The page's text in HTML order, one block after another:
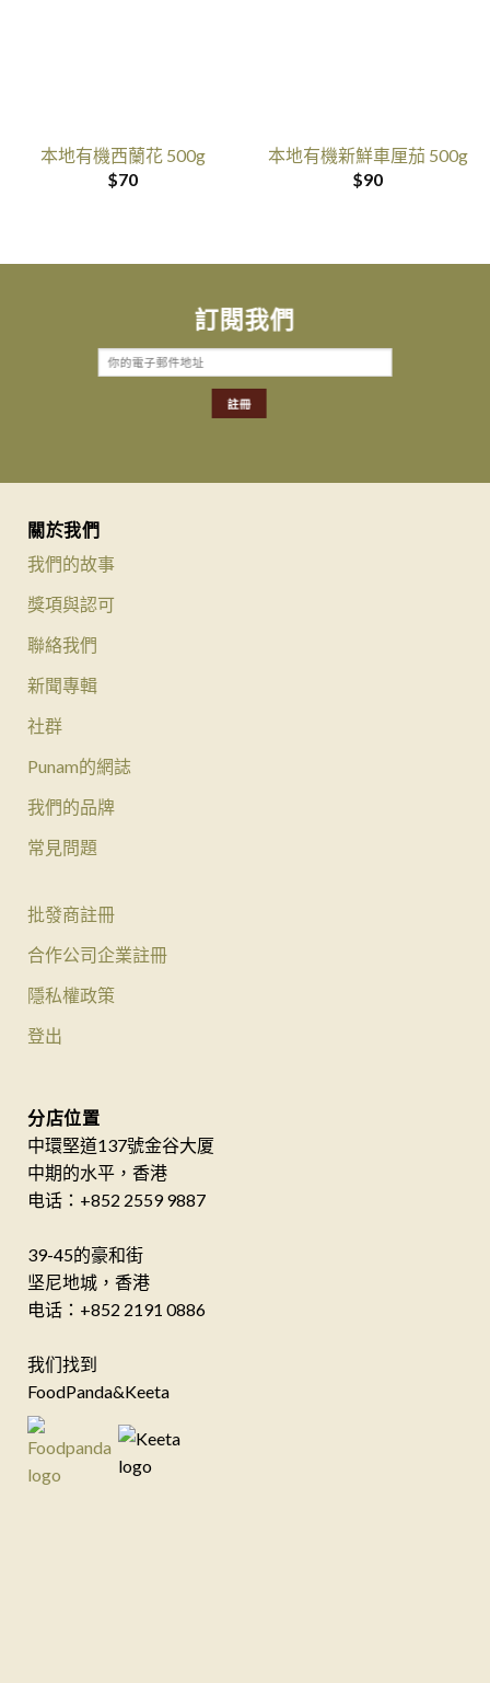
本地有機西蘭花 500g
$70
本地有機新鮮車厘茄 500g
$90
訂閱我們
關於我們
我們的故事
獎項與認可
聯絡我們
新聞專輯
社群
Punam的網誌
我們的品牌
常見問題
批發商註冊
合作公司企業註冊
隱私權政策
登出
分店位置
中環堅道137號金谷大厦
中期的水平，香港
电话：+852 2559 9887
39-45的豪和街
坚尼地城，香港
电话：+852 2191 0886
我们找到
FoodPanda&Keeta